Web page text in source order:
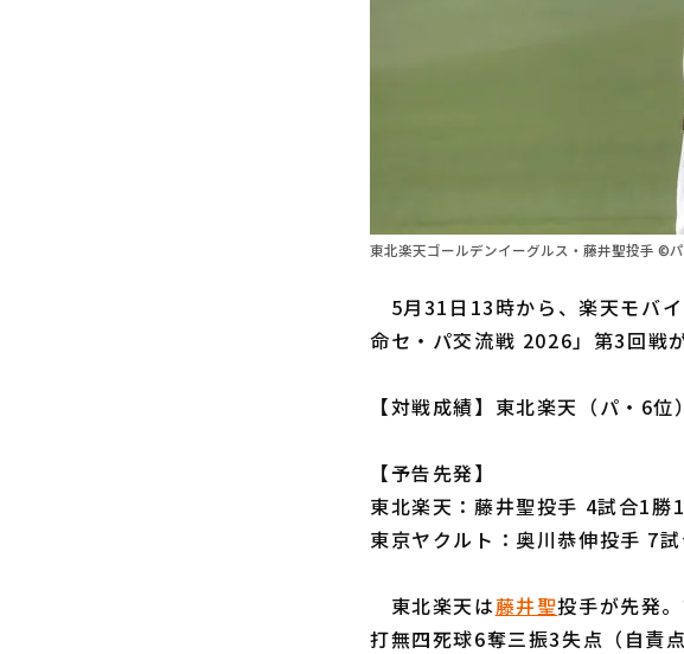
東北楽天ゴールデンイーグルス・藤井聖投手 ©
5月31日13時から、楽天モバ
命セ・パ交流戦 2026」第3回戦が
【対戦成績】東北楽天（パ・6
【予告先発】
東北楽天：藤井聖投手 4試合1勝
東京ヤクルト：奥川恭伸投手 7
東北楽天は藤井聖投手が先発
打無四死球6奪三振3失点（自責